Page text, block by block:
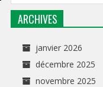
ARCHIVES
janvier 2026
décembre 2025
novembre 2025